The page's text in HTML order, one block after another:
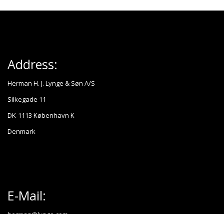
Address:
Herman H. J. Lynge & Søn A/S
Silkegade 11
DK-1113 København K
Denmark
E-Mail: